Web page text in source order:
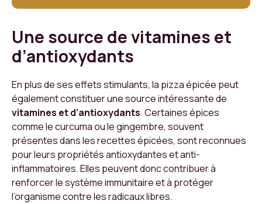
Une source de vitamines et
d’antioxydants
En plus de ses effets stimulants, la pizza épicée peut
également constituer une source intéressante de
vitamines et d’antioxydants. Certaines épices
comme le curcuma ou le gingembre, souvent
présentes dans les recettes épicées, sont reconnues
pour leurs propriétés antioxydantes et anti-
inflammatoires. Elles peuvent donc contribuer à
renforcer le système immunitaire et à protéger
l’organisme contre les radicaux libres.